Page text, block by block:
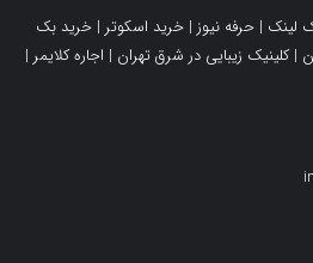
لینک | حرفه نیوز | خرید اسکوتر | خرید بک
|کلینیک زیبایی در شرق تهران | اجاره کلایمر |